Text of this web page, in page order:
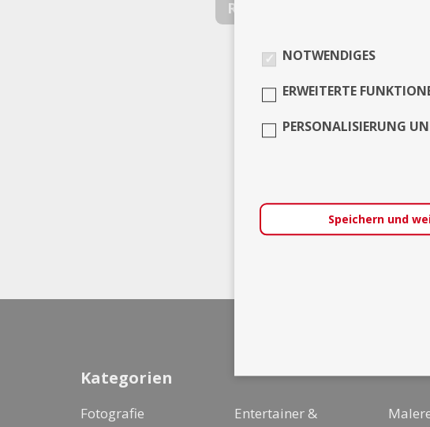
Retuschierer
Kategorien
Fotografie Entertainer &
NOTWENDIGES
ERWEITERTE
PERSONALISIERUNG
Speichern und